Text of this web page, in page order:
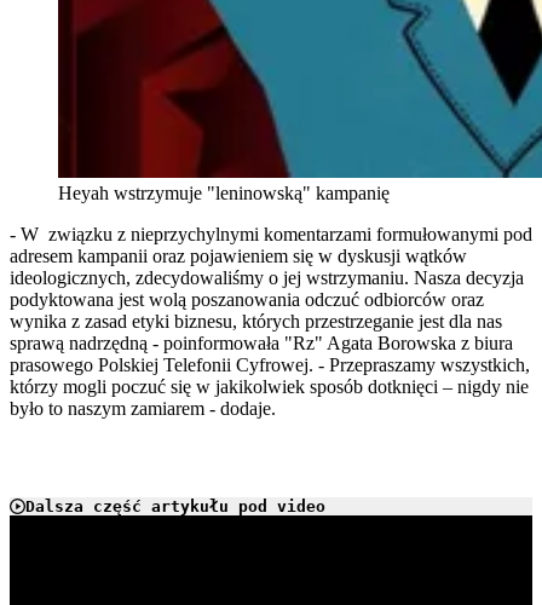
Heyah wstrzymuje "leninowską" kampanię
- W związku z nieprzychylnymi komentarzami formułowanymi pod
adresem kampanii oraz pojawieniem się w dyskusji wątków
ideologicznych, zdecydowaliśmy o jej wstrzymaniu. Nasza decyzja
podyktowana jest wolą poszanowania odczuć odbiorców oraz
wynika z zasad etyki biznesu, których przestrzeganie jest dla nas
sprawą nadrzędną - poinformowała "Rz" Agata Borowska z biura
prasowego Polskiej Telefonii Cyfrowej. - Przepraszamy wszystkich,
którzy mogli poczuć się w jakikolwiek sposób dotknięci – nigdy nie
było to naszym zamiarem - dodaje.
Dalsza część artykułu pod video